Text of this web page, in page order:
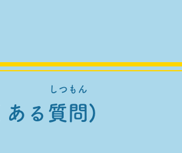
る質問)
​しつもん